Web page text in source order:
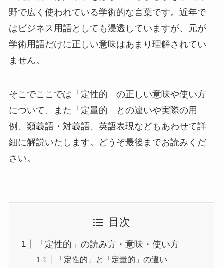
野で広く使われている学術的な言葉です。近年で
はビジネス用語としても浸透していますが、元が
学術用語だけに正しい意味はあまり理解されてい
ません。
そこでここでは「定性的」の正しい意味や使い方
について、また「定量的」との違いや実際の用
例、類義語・対義語、英語表現などもあわせて詳
細に解説いたします。どうぞ最後までお読みくだ
さい。
目次
「定性的」の読み方・意味・使い方
「定性的」と「定量的」の違い